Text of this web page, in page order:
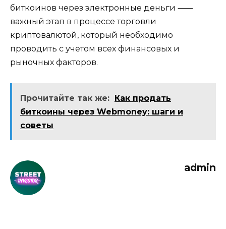
биткоинов через электpонные деньги ⸺
важный этап в процессе торговли
криптовалютой, который необходимо
проводить с учетом всех финансовых и
рыночных факторов.​
Прочитайте так же: Как продать
биткоины через Webmoney: шаги и
советы
admin